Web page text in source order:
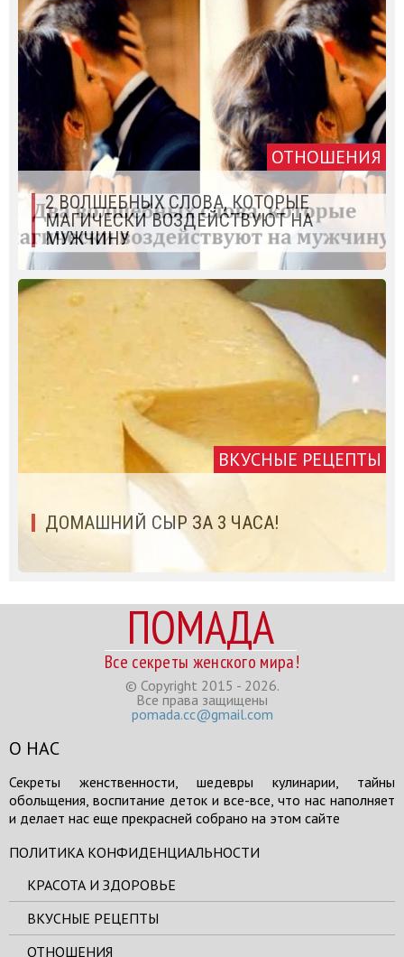
ОТНОШЕНИЯ
2 ВОЛШЕБНЫХ СЛОВА, КОТОРЫЕ
МАГИЧЕСКИ ВОЗДЕЙСТВУЮТ НА
МУЖЧИНУ
ВКУСНЫЕ РЕЦЕПТЫ
ДОМАШНИЙ СЫР ЗА 3 ЧАСА!
ПОМАДА
Все секреты женского мира!
© Copyright 2015 - 2026.
Все права защищены
pomada.cc@gmail.com
О НАС
Секреты женственности, шедевры кулинарии, тайны
обольщения, воспитание деток и все-все, что нас наполняет
и делает нас еще прекрасней собрано на этом сайте
ПОЛИТИКА КОНФИДЕНЦИАЛЬНОСТИ
КРАСОТА И ЗДОРОВЬЕ
ВКУСНЫЕ РЕЦЕПТЫ
ОТНОШЕНИЯ